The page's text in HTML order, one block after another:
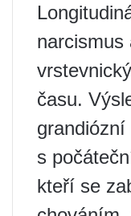
narcismus
času.
s
kteří se